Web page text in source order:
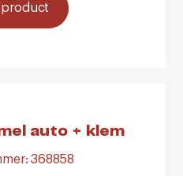
product
auto + klem
368858